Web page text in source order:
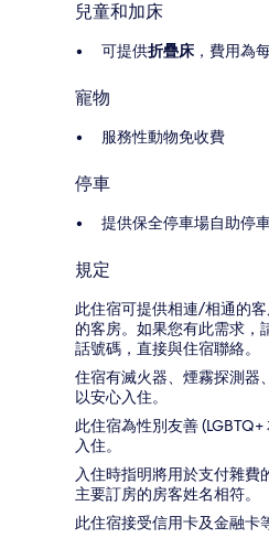
兒童和加床
可提供折疊床 ，費用為
寵物
服務性動物免收費
停車
提供保全停車場自助停
規定
此住宿可提供相連/相通的
的客房。如果您有此需求，
話號碼，直接與住宿聯絡。
住宿有滅火器、煙霧探測器
以安心入住。
此住宿為性別友善
入住。
入住時指明將用於支付雜費
主要訂房的房客姓名相符。
此住宿接受信用卡及金融卡